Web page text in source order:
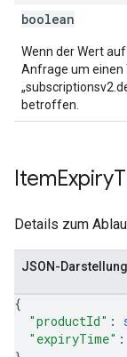
boolean
Wenn der Wert
Anfrage um einen
betroffen.
ItemExpiry
Details zum
JSON-Darstellung
{
"productId" :
"expiryTime" :